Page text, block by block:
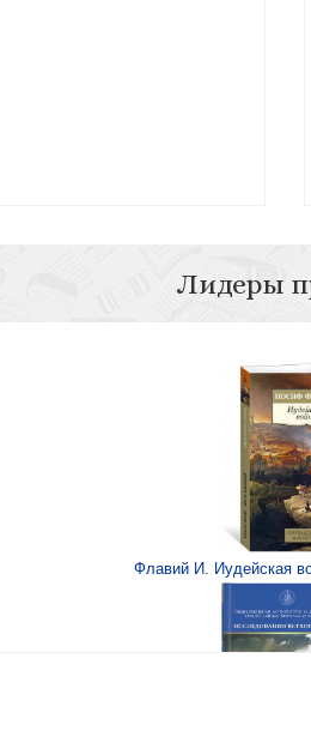
Лидеры
Флавий И. Иудейская